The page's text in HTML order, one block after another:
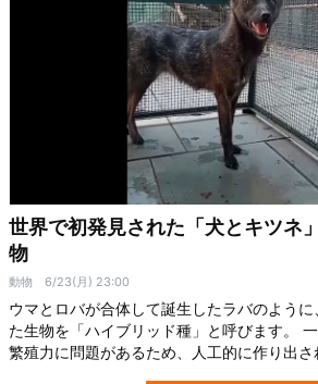
世界で初発見された「犬とキツネ
物
動物 6/23(月) 23:00
ウマとロバが合体して誕生したラバのよう
た生物を「ハイブリッド種」と呼びます。
繁殖力に問題があるため、人工的に作り出